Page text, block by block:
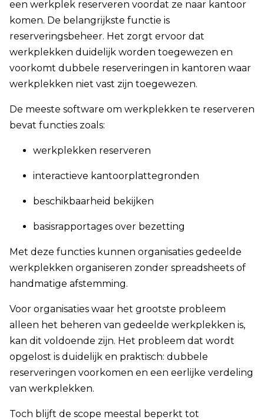
een werkplek reserveren voordat ze naar kantoor
komen. De belangrijkste functie is
reserveringsbeheer. Het zorgt ervoor dat
werkplekken duidelijk worden toegewezen en
voorkomt dubbele reserveringen in kantoren waar
werkplekken niet vast zijn toegewezen.
De meeste software om werkplekken te reserveren
bevat functies zoals:
werkplekken reserveren
interactieve kantoorplattegronden
beschikbaarheid bekijken
basisrapportages over bezetting
Met deze functies kunnen organisaties gedeelde
werkplekken organiseren zonder spreadsheets of
handmatige afstemming.
Voor organisaties waar het grootste probleem
alleen het beheren van gedeelde werkplekken is,
kan dit voldoende zijn. Het probleem dat wordt
opgelost is duidelijk en praktisch: dubbele
reserveringen voorkomen en een eerlijke verdeling
van werkplekken.
Toch blijft de scope meestal beperkt tot